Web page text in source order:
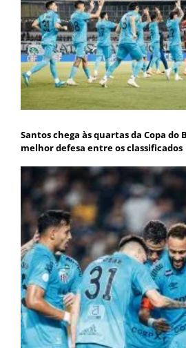
Santos chega às quartas da Copa do
melhor defesa entre os classificados